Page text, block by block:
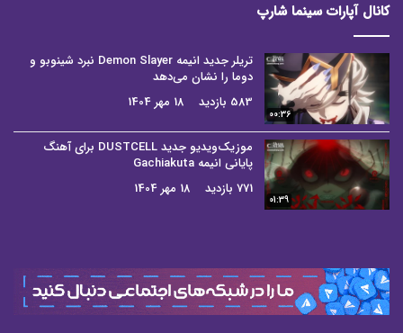
کانال آپارات سینما شارپ
00:36
تریلر جدید انیمه Demon Slayer نبرد شینوبو و
دوما را نشان می‌دهد
583 بازدید
18 مهر 1404
01:39
موزیک‌ویدیو جدید DUSTCELL برای آهنگ
پایانی انیمه Gachiakuta
771 بازدید
18 مهر 1404